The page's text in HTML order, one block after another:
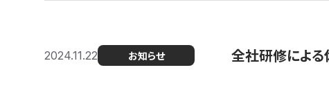
2024.11.22 お知らせ 全社研修によ